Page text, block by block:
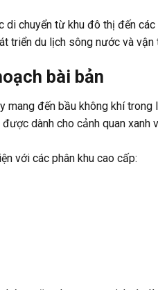
chuyển từ khu đô thị đến
triển du lịch sông nước và
bài bản
đến bầu không khí trong
dành cho cảnh quan xanh
với các phân khu cao cấp: